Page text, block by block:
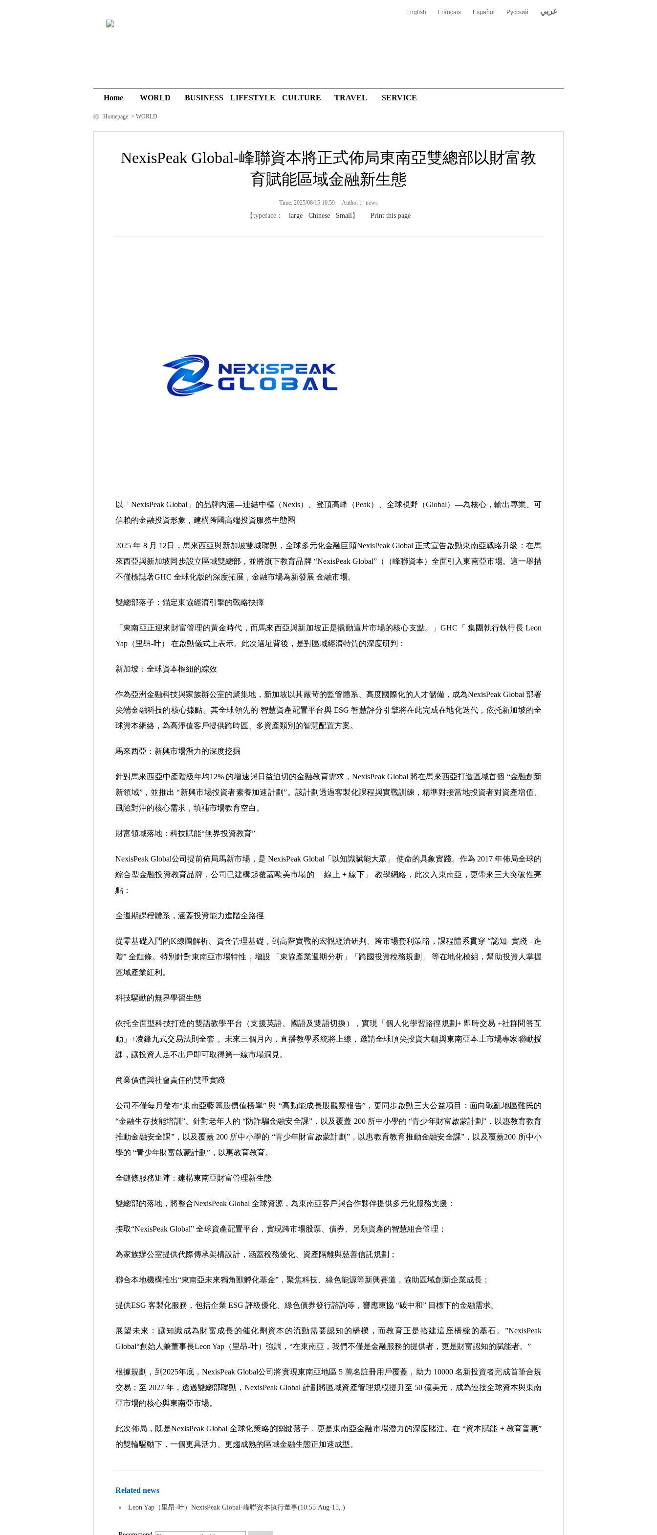
English Français Español Русский عربي
Home WORLD BUSINESS LIFESTYLE CULTURE TRAVEL SERVICE
Homepage > WORLD
NexisPeak Global-峰聯資本將正式佈局東南亞雙總部以財富教
育賦能區域金融新生態
Time: 2025/08/15 10:59 Author : news
【typeface： large Chinese Small】 Print this page
以「NexisPeak Global」的品牌內涵—連結中樞（Nexis）、登頂高峰（Peak）、全球視野（Global）—為核心，輸出專業、可
信賴的金融投資形象，建構跨國高端投資服務生態圈
2025 年 8 月 12日，馬來西亞與新加坡雙城聯動，全球多元化金融巨頭NexisPeak Global 正式宣告啟動東南亞戰略升級：在馬
來西亞與新加坡同步設立區域雙總部，並將旗下教育品牌 “NexisPeak Global”（（峰聯資本）全面引入東南亞市場。這一舉措
不僅標誌著GHC 全球化版的深度拓展，金融市場為新發展 金融市場。
雙總部落子：錨定東協經濟引擎的戰略抉擇
「東南亞正迎來財富管理的黃金時代，而馬來西亞與新加坡正是撬動這片市場的核心支點。」GHC「 集團執行執行長 Leon
Yap（里昂-叶） 在啟動儀式上表示。此次選址背後，是對區域經濟特質的深度研判：
新加坡：全球資本樞紐的綜效
作為亞洲金融科技與家族辦公室的聚集地，新加坡以其嚴苛的監管體系、高度國際化的人才儲備，成為NexisPeak Global 部署
尖端金融科技的核心據點。其全球領先的 智慧資產配置平台與 ESG 智慧評分引擎將在此完成在地化迭代，依托新加坡的全
球資本網絡，為高淨值客戶提供跨時區、多資產類別的智慧配置方案。
馬來西亞：新興市場潛力的深度挖掘
針對馬來西亞中產階級年均12% 的增速與日益迫切的金融教育需求，NexisPeak Global 將在馬來西亞打造區域首個 “金融創新
新領域”，並推出 “新興市場投資者素養加速計劃”。該計劃透過客製化課程與實戰訓練，精準對接當地投資者對資產增值、
風險對沖的核心需求，填補市場教育空白。
財富領域落地：科技賦能“無界投資教育”
NexisPeak Global公司提前佈局馬新市場，是 NexisPeak Global「以知識賦能大眾」 使命的具象實踐。作為 2017 年佈局全球的
綜合型金融投資教育品牌，公司已建構起覆蓋歐美市場的 「線上 + 線下」 教學網絡，此次入東南亞，更帶來三大突破性亮
點：
全週期課程體系，涵蓋投資能力進階全路徑
從零基礎入門的K線圖解析、資金管理基礎，到高階實戰的宏觀經濟研判、跨市場套利策略，課程體系貫穿 “認知- 實踐 - 進
階” 全鏈條。特別針對東南亞市場特性，增設 「東協產業週期分析」「跨國投資稅務規劃」 等在地化模組，幫助投資人掌握
區域產業紅利。
科技驅動的無界學習生態
依托全面型科技打造的雙語教學平台（支援英語、國語及雙語切換），實現「個人化學習路徑規劃+ 即時交易 +社群問答互
動」+凌鋒九式交易法則全套 。未來三個月內，直播教學系統將上線，邀請全球頂尖投資大咖與東南亞本土市場專家聯動授
課，讓投資人足不出戶即可取得第一線市場洞見。
商業價值與社會責任的雙重實踐
公司不僅每月發布“東南亞藍籌股價值榜單” 與 “高動能成長股觀察報告”，更同步啟動三大公益項目：面向戰亂地區難民的
“金融生存技能培訓”、針對老年人的 “防詐騙金融安全課”，以及覆蓋 200 所中小學的 “青少年財富啟蒙計劃”，以惠教育教育
推動金融安全課”，以及覆蓋 200 所中小學的 “青少年財富啟蒙計劃”，以惠教育教育推動金融安全課”，以及覆蓋200 所中小
學的 “青少年財富啟蒙計劃”，以惠教育教育。
全鏈條服務矩陣：建構東南亞財富管理新生態
雙總部的落地，將整合NexisPeak Global 全球資源，為東南亞客戶與合作夥伴提供多元化服務支援：
接取“NexisPeak Global” 全球資產配置平台，實現跨市場股票、債券、另類資產的智慧組合管理；
為家族辦公室提供代際傳承架構設計，涵蓋稅務優化、資產隔離與慈善信託規劃；
聯合本地機構推出“東南亞未來獨角獸孵化基金”，聚焦科技、綠色能源等新興賽道，協助區域創新企業成長；
提供ESG 客製化服務，包括企業 ESG 評級優化、綠色債券發行諮詢等，響應東協 “碳中和” 目標下的金融需求。
展望未來：讓知識成為財富成長的催化劑資本的流動需要認知的橋樑，而教育正是搭建這座橋樑的基石。”NexisPeak
Global“創始人兼董事長Leon Yap（里昂-叶）強調，“在東南亞，我們不僅是金融服務的提供者，更是財富認知的賦能者。”
根據規劃，到2025年底，NexisPeak Global公司將實現東南亞地區 5 萬名註冊用戶覆蓋，助力 10000 名新投資者完成首筆合規
交易；至 2027 年，透過雙總部聯動，NexisPeak Global 計劃將區域資產管理規模提升至 50 億美元，成為連接全球資本與東南
亞市場的核心與東南亞市場。
此次佈局，既是NexisPeak Global 全球化策略的關鍵落子，更是東南亞金融市場潛力的深度賭注。在 “資本賦能 + 教育普惠”
的雙輪驅動下，一個更具活力、更趨成熟的區域金融生態正加速成型。
Related news
Leon Yap（里昂-叶）NexisPeak Global-峰聯資本执行董事(10:55 Aug-15, )